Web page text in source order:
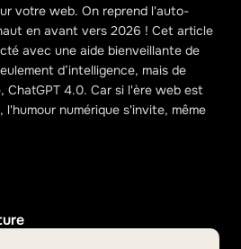
votre web. On reprend l'auto-
en avant vers 2026 ! Cet article
avec une aide bienveillante de
d’intelligence, mais de
ChatGPT 4.0. Car si l'ère web est
numérique s'invite, même